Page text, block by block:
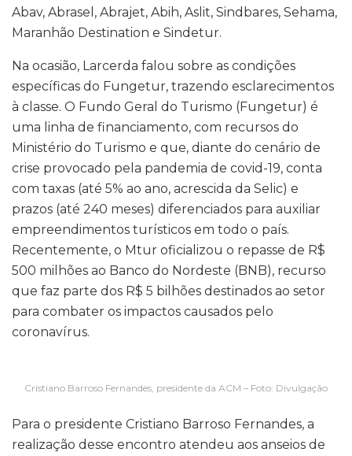
Abav, Abrasel, Abrajet, Abih, Aslit, Sindbares, Sehama,
Maranhão Destination e Sindetur.
Na ocasião, Larcerda falou sobre as condições
específicas do Fungetur, trazendo esclarecimentos
à classe. O Fundo Geral do Turismo (Fungetur) é
uma linha de financiamento, com recursos do
Ministério do Turismo e que, diante do cenário de
crise provocado pela pandemia de covid-19, conta
com taxas (até 5% ao ano, acrescida da Selic) e
prazos (até 240 meses) diferenciados para auxiliar
empreendimentos turísticos em todo o país.
Recentemente, o Mtur oficializou o repasse de R$
500 milhões ao Banco do Nordeste (BNB), recurso
que faz parte dos R$ 5 bilhões destinados ao setor
para combater os impactos causados pelo
coronavírus.
Cristiano Barroso Fernandes, presidente da ACM – Foto: Divulgação
Para o presidente Cristiano Barroso Fernandes, a
realização desse encontro atendeu aos anseios de